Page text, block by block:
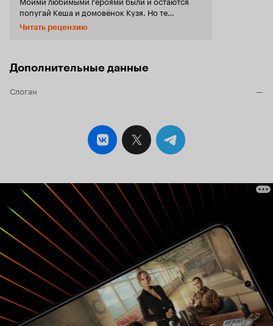
попугай Кеша и домовёнок Кузя. Но те
персонажи были комическими. Данный
мультфильм, скорее, грустный, чем весёлый. И,
внимания. Уверен, кто её раз увидит, тот вряд
также слова, которые они повторяют в фильме:
своего дома. Но неожиданно в их безбрежное
пространство врывается человек. Вместо того,
чтобы оставить животных в покое, он
разбирает веник пингвинёнка на сувениры.
Воистину нравы современных туристов!
Конечно, графическое исполнение
мультфильма довольно незатейливое, но
вполне достаточное для того, чтобы
проникнуться идеей. А идея фильма, сколь
проста, столь и ценна: Люди, относитесь с
трепетом и любовью к окружающей среде!
Гениален финал картины: Завалив мусором
одну чистую льдинку, туристы обнаруживают
новую. А другой пингвин смотрит с ужасом на
приближение громадного судна с 'любителями
живой природы'. Грустная правда жизни
Читать рецензию
Дополнительные данные
Слоган —